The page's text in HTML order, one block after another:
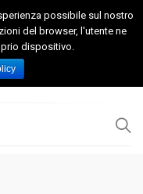
nella Capitanata
possibile sul nostro
del browser, l'utente ne
dispositivo.